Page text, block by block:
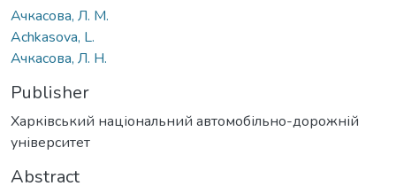
Ачкасова, Л. М.
Аchkasova, L.
Ачкасова, Л. Н.
Publisher
Харківський національний автомобільно-дорожній
університет
Abstract